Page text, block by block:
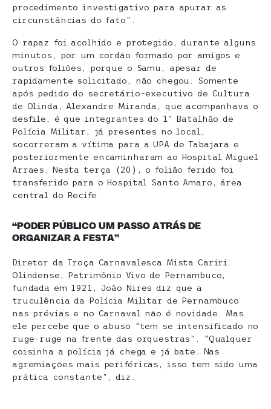
procedimento investigativo para apurar as
circunstâncias do fato”.
O rapaz foi acolhido e protegido, durante alguns
minutos, por um cordão formado por amigos e
outros foliões, porque o Samu, apesar de
rapidamente solicitado, não chegou. Somente
após pedido do secretário-executivo de Cultura
de Olinda, Alexandre Miranda, que acompanhava o
desfile, é que integrantes do 1º Batalhão de
Polícia Militar, já presentes no local,
socorreram a vítima para a UPA de Tabajara e
posteriormente encaminharam ao Hospital Miguel
Arraes. Nesta terça (20), o folião ferido foi
transferido para o Hospital Santo Amaro, área
central do Recife.
“PODER PÚBLICO UM PASSO ATRÁS DE
ORGANIZAR A FESTA”
Diretor da Troça Carnavalesca Mista Cariri
Olindense, Patrimônio Vivo de Pernambuco,
fundada em 1921, João Nires diz que a
truculência da Polícia Militar de Pernambuco
nas prévias e no Carnaval não é novidade. Mas
ele percebe que o abuso “tem se intensificado no
ruge-ruge na frente das orquestras”. “Qualquer
coisinha a polícia já chega e já bate. Nas
agremiações mais periféricas, isso tem sido uma
prática constante”, diz.